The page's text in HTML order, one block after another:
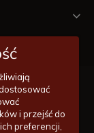
produktów?
i przejść do
preferencji,